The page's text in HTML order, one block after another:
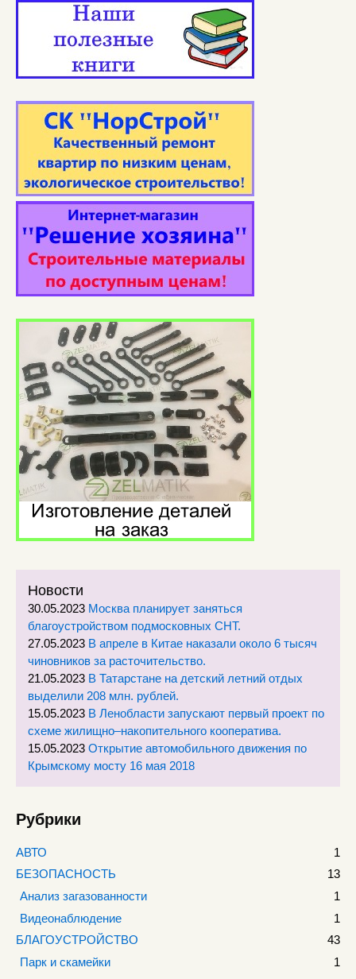
Новости
30.05.2023 Москва планирует заняться
благоустройством подмосковных СНТ.
27.05.2023 В апреле в Китае наказали около 6 тысяч
чиновников за расточительство.
21.05.2023 В Татарстане на детский летний отдых
выделили 208 млн. рублей.
15.05.2023 В Ленобласти запускают первый проект по
схеме жилищно–накопительного кооператива.
15.05.2023 Открытие автомобильного движения по
Крымскому мосту 16 мая 2018
Рубрики
АВТО
1
БЕЗОПАСНОСТЬ
13
Анализ загазованности
1
Видеонаблюдение
1
БЛАГОУСТРОЙСТВО
43
Парк и скамейки
1